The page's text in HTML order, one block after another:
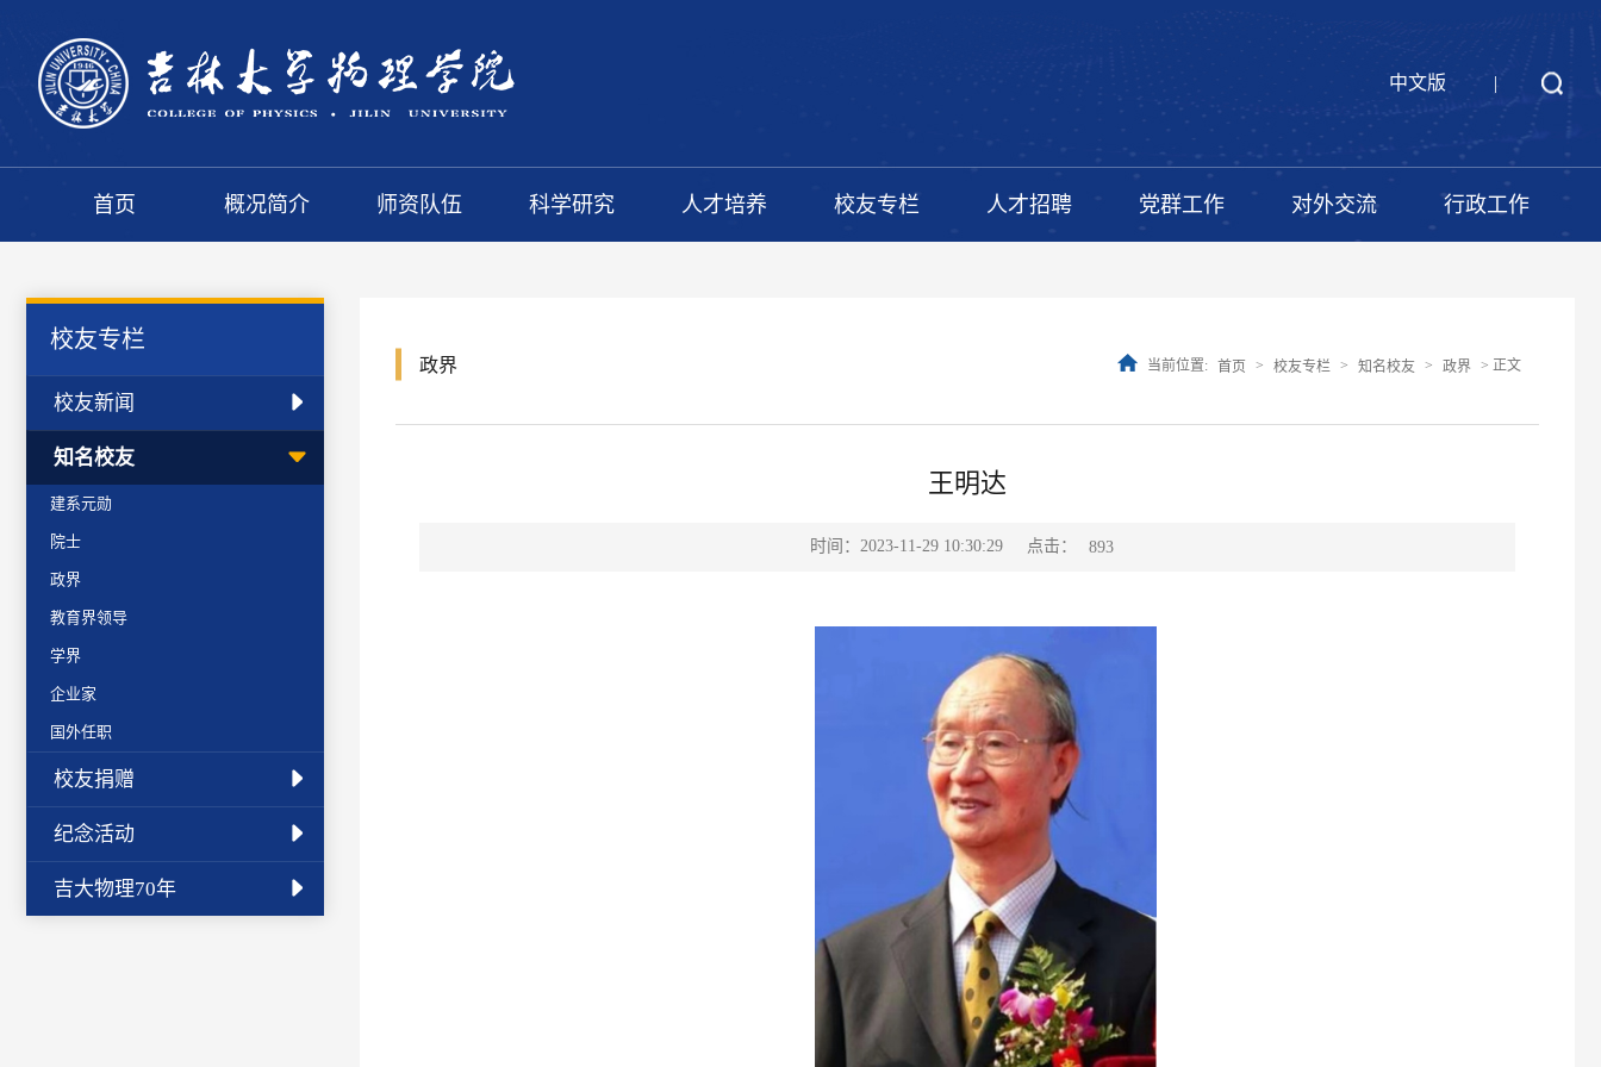
中文版 |
首页 概况简介 师资队伍 科学研究 人才培养 校友专栏 人才招聘 党群工作 对外交流 行政工作
校友专栏
校友新闻
知名校友
建系元勋
院士
政界
教育界领导
学界
企业家
国外任职
校友捐赠
纪念活动
吉大物理70年
政界 当前位置: 首页 > 校友专栏 > 知名校友 > 政界 > 正文
王明达
时间：2023-11-29 10:30:29 点击： 893